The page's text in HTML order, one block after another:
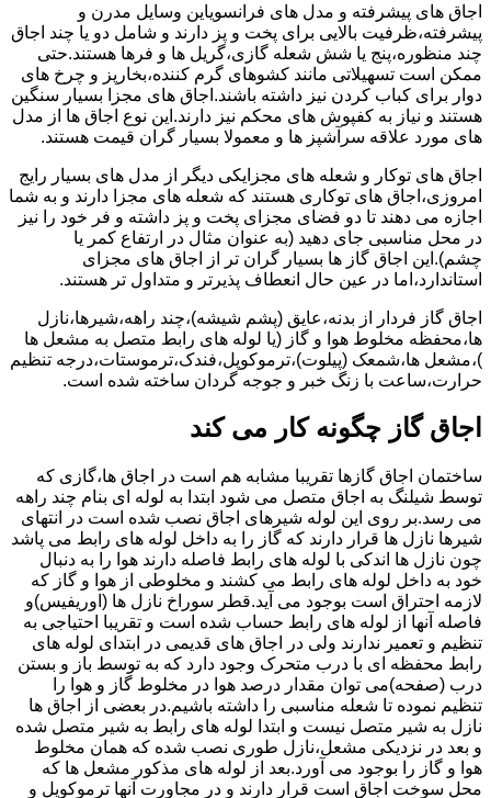
اجاق های پیشرفته و مدل های فرانسویاین وسایل مدرن و
پیشرفته،ظرفیت بالایی برای پخت و پز دارند و شامل دو یا چند اجاق
چند منظوره،پنج یا شش شعله گازی،گریل ها و فرها هستند.حتی
ممکن است تسهیلاتی مانند کشوهای گرم کننده،بخارپز و چرخ های
دوار برای کباب کردن نیز داشته باشند.اجاق های مجزا بسیار سنگین
هستند و نیاز به کفپوش های محکم نیز دارند.این نوع اجاق ها از مدل
های مورد علاقه سرآشپز ها و معمولا بسیار گران قیمت هستند.
اجاق های توکار و شعله های مجزایکی دیگر از مدل های بسیار رایج
امروزی،اجاق های توکاری هستند که شعله های مجزا دارند و به شما
اجازه می دهند تا دو فضای مجزای پخت و پز داشته و فر خود را نیز
در محل مناسبی جای دهید (به عنوان مثال در ارتفاع کمر یا
چشم).این اجاق گاز ها بسیار گران تر از اجاق های مجزای
استاندارد،اما در عین حال انعطاف پذیرتر و متداول تر هستند.
اجاق گاز فردار از بدنه،عایق (پشم شیشه)،چند راهه،شیرها،نازل
ها،محفظه مخلوط هوا و گاز (یا لوله های رابط متصل به مشعل ها
)،مشعل ها،شمعک (پیلوت)،ترموکوپل،فندک،ترموستات،درجه تنظیم
حرارت،ساعت با زنگ خبر و جوجه گردان ساخته شده است.
اجاق گاز چگونه کار می کند
ساختمان اجاق گازها تقریبا مشابه هم است در اجاق ها،گازی که
توسط شیلنگ به اجاق متصل می شود ابتدا به لوله ای بنام چند راهه
می رسد.بر روی این لوله شیرهای اجاق نصب شده است در انتهای
شیرها نازل ها قرار دارند که گاز را به داخل لوله های رابط می پاشد
چون نازل ها اندکی با لوله های رابط فاصله دارند هوا را به دنبال
خود به داخل لوله های رابط می کشند و مخلوطی از هوا و گاز که
لازمه احتراق است بوجود می آید.قطر سوراخ نازل ها (اوریفیس)و
فاصله آنها از لوله های رابط حساب شده است و تقریبا احتیاجی به
تنظیم و تعمیر ندارند ولی در اجاق های قدیمی در ابتدای لوله های
رابط محفظه ای با درب متحرک وجود دارد که به توسط باز و بستن
درب (صفحه)می توان مقدار درصد هوا در مخلوط گاز و هوا را
تنظیم نموده تا شعله مناسبی را داشته باشیم.در بعضی از اجاق ها
نازل به شیر متصل نیست و ابتدا لوله های رابط به شیر متصل شده
و بعد در نزدیکی مشعل،نازل طوری نصب شده که همان مخلوط
هوا و گاز را بوجود می آورد.بعد از لوله های مذکور مشعل ها که
محل سوخت اجاق است قرار دارند و در مجاورت آنها ترموکوپل و